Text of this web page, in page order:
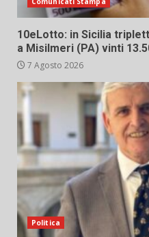
10eLotto: in Sicilia
a Misilmeri (PA) vinti
7 Agosto 2026
Politica